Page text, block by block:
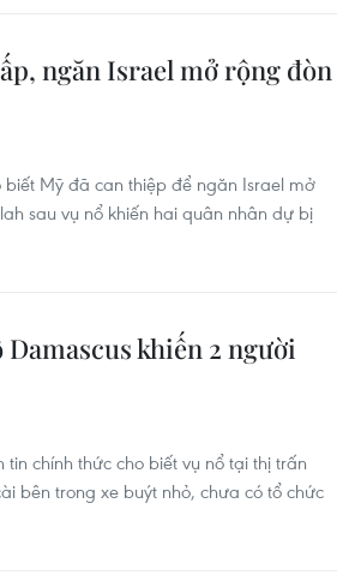
ngăn Israel mở rộng đòn
Mỹ đã can thiệp để ngăn Israel mở
sau vụ nổ khiến hai quân nhân dự bị
khiến 2 người
chính thức cho biết vụ nổ tại thị trấn
bên trong xe buýt nhỏ, chưa có tổ chức